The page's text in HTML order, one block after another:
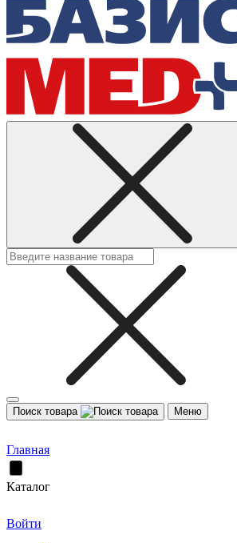
Поиск товара Меню
Главная
Каталог
Войти